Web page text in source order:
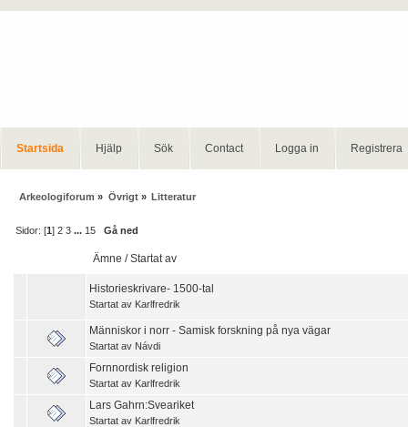
Startsida Hjälp Sök Contact Logga in Registrera
Arkeologiforum » Övrigt» Litteratur
Sidor: [1]2 3 ... 15 Gå ned
Ämne /Startat av
Historieskrivare- 1500-tal
Startat av Karlfredrik
Människor i norr - Samisk forskning på nya vägar
Startat av Návdi
Fornnordisk religion
Startat av Karlfredrik
Lars Gahrn:Sveariket
Startat av Karlfredrik